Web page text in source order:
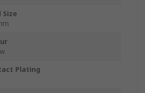
Size
Plating